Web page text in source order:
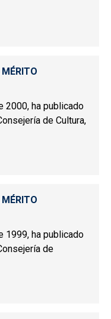
AL MÉRITO
2000, ha publicado
de Cultura,
AL MÉRITO
1999, ha publicado
de
AL MÉRITO